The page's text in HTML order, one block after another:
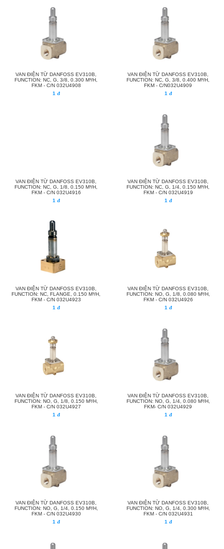
VAN ĐIỆN TỪ DANFOSS EV310B,
FUNCTION: NC, G, 3/8, 0.300 M³/H,
FKM - C/N 032U4908
1 đ
VAN ĐIỆN TỪ DANFOSS EV310B,
FUNCTION: NC, G, 3/8, 0.400 M³/H,
FKM - C/N032U4909
1 đ
VAN ĐIỆN TỪ DANFOSS EV310B,
FUNCTION: NC, G, 1/8, 0.150 M³/H,
FKM - C/N 032U4916
1 đ
VAN ĐIỆN TỪ DANFOSS EV310B,
FUNCTION: NC, G, 1/4, 0.150 M³/H,
FKM - C/N 032U4919
1 đ
VAN ĐIỆN TỪ DANFOSS EV310B,
FUNCTION: NC, FLANGE, 0.150 M³/H,
FKM - C/N 032U4923
1 đ
VAN ĐIỆN TỪ DANFOSS EV310B,
FUNCTION: NO, G, 1/8, 0.080 M³/H,
FKM - C/N 032U4926
1 đ
VAN ĐIỆN TỪ DANFOSS EV310B,
FUNCTION: NO, G, 1/8, 0.150 M³/H,
FKM - C/N 032U4927
1 đ
VAN ĐIỆN TỪ DANFOSS EV310B,
FUNCTION: NO, G, 1/4, 0.080 M³/H,
FKM- C/N 032U4929
1 đ
VAN ĐIỆN TỪ DANFOSS EV310B,
FUNCTION: NO, G, 1/4, 0.150 M³/H,
FKM - C/N 032U4930
1 đ
VAN ĐIỆN TỪ DANFOSS EV310B,
FUNCTION: NO, G, 1/4, 0.300 M³/H,
FKM - C/N 032U4931
1 đ